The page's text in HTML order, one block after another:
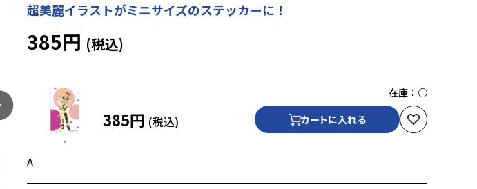
超美麗イラストがミニサイズのステッカーに！
385円
A
在庫： ○
385円 カートに入れる